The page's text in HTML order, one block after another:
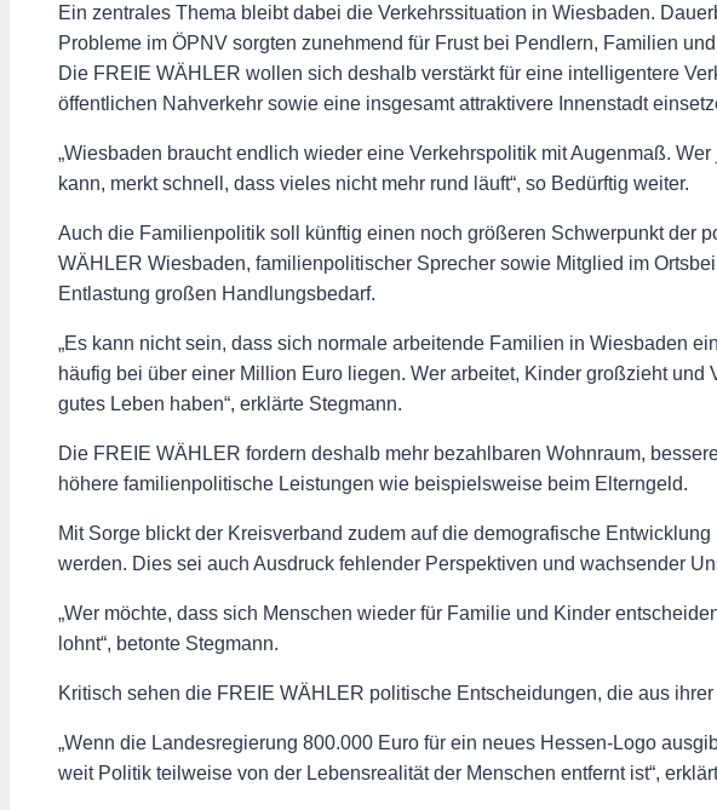
Ein zentrales Thema bleibt dabei die Verkehrssituation in Wiesbaden.
Probleme im ÖPNV sorgten zunehmend für Frust bei Pendlern, Familien
Die FREIE WÄHLER wollen sich deshalb verstärkt für eine intelligentere
öffentlichen Nahverkehr sowie eine insgesamt attraktivere Innenstadt
„Wiesbaden braucht endlich wieder eine Verkehrspolitik mit Augenmaß.
kann, merkt schnell, dass vieles nicht mehr rund läuft“, so Bedürftig weiter.
Auch die Familienpolitik soll künftig einen noch größeren Schwerpunkt der
WÄHLER Wiesbaden, familienpolitischer Sprecher sowie Mitglied im
Entlastung großen Handlungsbedarf.
„Es kann nicht sein, dass sich normale arbeitende Familien in Wiesbaden
häufig bei über einer Million Euro liegen. Wer arbeitet, Kinder großzieht
gutes Leben haben“, erklärte Stegmann.
Die FREIE WÄHLER fordern deshalb mehr bezahlbaren Wohnraum,
höhere familienpolitische Leistungen wie beispielsweise beim Elterngeld.
Mit Sorge blickt der Kreisverband zudem auf die demografische
werden. Dies sei auch Ausdruck fehlender Perspektiven und wachsender
„Wer möchte, dass sich Menschen wieder für Familie und Kinder
lohnt“, betonte Stegmann.
Kritisch sehen die FREIE WÄHLER politische Entscheidungen, die aus
„Wenn die Landesregierung 800.000 Euro für ein neues Hessen-Logo
weit Politik teilweise von der Lebensrealität der Menschen entfernt ist“,